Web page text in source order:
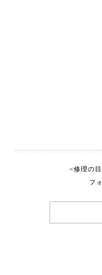
<修理の
フ